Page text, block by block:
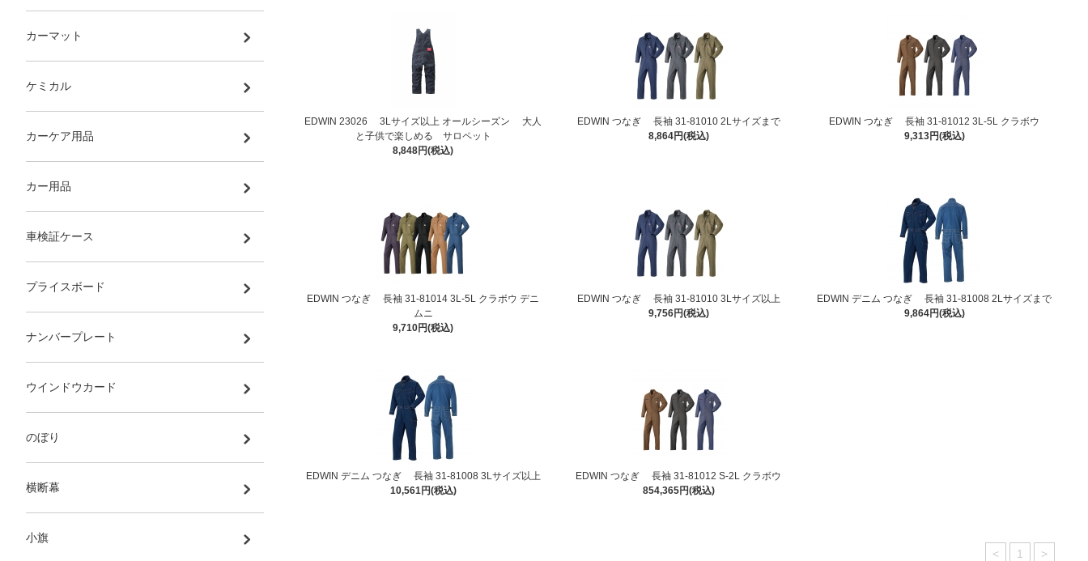
EDWIN 23026 3Lサイズ以上 オールシーズン 大人
と子供で楽しめる サロペット
8,848円(税込)
EDWIN つなぎ 長袖 31-81010 2Lサイズまで
8,864円(税込)
EDWIN つなぎ 長袖 31-81012 3L-5L クラボウ
9,313円(税込)
EDWIN つなぎ 長袖 31-81014 3L-5L クラボウ デニ
ムニ
9,710円(税込)
EDWIN つなぎ 長袖 31-81010 3Lサイズ以上
9,756円(税込)
EDWIN デニム つなぎ 長袖 31-81008 2Lサイズまで
9,864円(税込)
EDWIN デニム つなぎ 長袖 31-81008 3Lサイズ以上
10,561円(税込)
EDWIN つなぎ 長袖 31-81012 S-2L クラボウ
854,365円(税込)
< 1 >
カーマット
ケミカル
カーケア用品
カー用品
車検証ケース
プライスボード
ナンバープレート
ウインドウカード
のぼり
横断幕
小旗